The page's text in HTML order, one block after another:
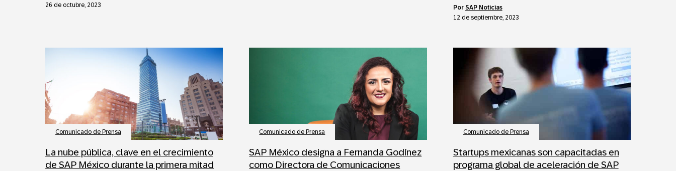
26 de octubre, 2023
por SAP Noticias
12 de septiembre, 2023
Comunicado de Prensa
La nube pública, clave en el crecimiento
de SAP México durante la primera mitad
Comunicado de Prensa
SAP México designa a Fernanda Godínez
como Directora de Comunicaciones
Comunicado de Prensa
Startups mexicanas son capacitadas en
programa global de aceleración de SAP